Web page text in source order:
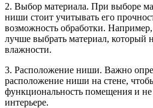
2. Выбор материала. При выборе
ниши стоит учитывать его
возможность обработки.
лучше выбрать материал, который
влажности.
3. Расположение ниши. Важно
расположение ниши на стене,
функциональность помещения и не
интерьере.